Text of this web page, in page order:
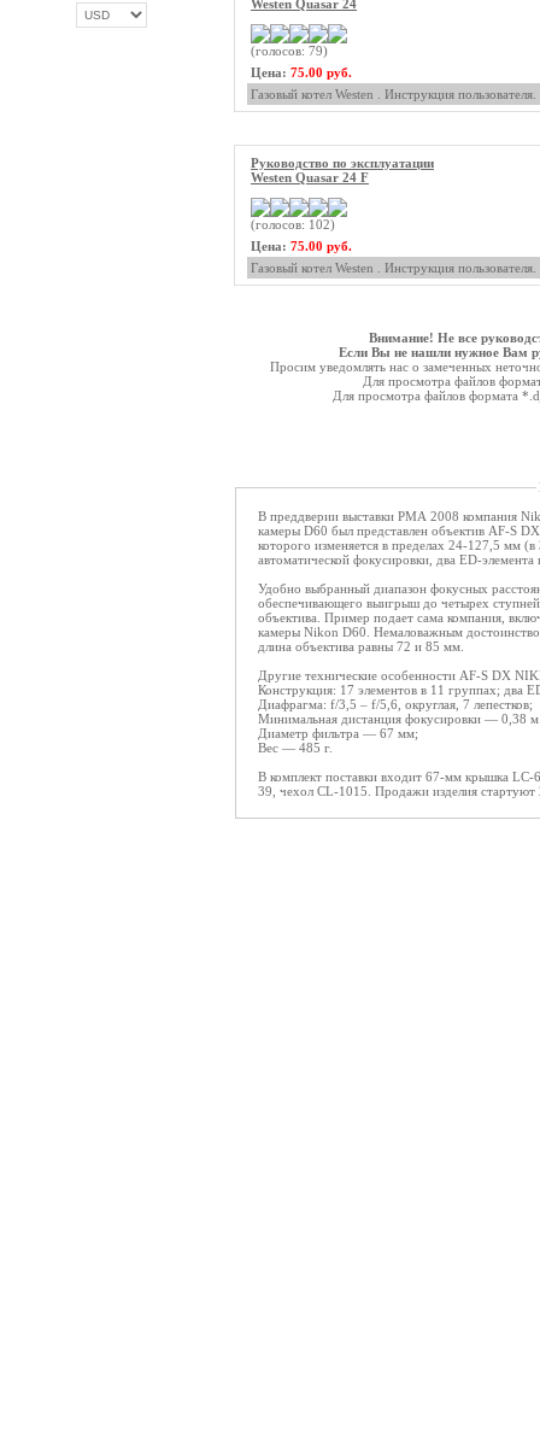
Westen Quasar 24
(голосов: 79)
Цена: 75.00 руб.
Газовый котел Westen . Инструкция пользователя.
Руководство по эксплуатации
Westen Quasar 24 F
(голосов: 102)
Цена: 75.00 руб.
Газовый котел Westen . Инструкция пользователя.
Внимание! Не все
Если Вы не нашли нужное Вам
Просим уведомлять нас о замеченных
Для просмотра файлов
Для просмотра файлов формата
В преддверии выставки PMA 2008 компания
камеры D60 был представлен объектив AF-S
которого изменяется в пределах 24-127,5 мм
автоматической фокусировки, два ED-
Удобно выбранный диапазон фокусных
обеспечивающего выигрыш до четырех
объектива. Пример подает сама компания,
камеры Nikon D60. Немаловажным
длина объектива равны 72 и 85 мм.
Другие технические особенности AF-S DX
Конструкция: 17 элементов в 11 группах; два
Диафрагма: f/3,5 – f/5,6, округлая, 7 лепестков;
Минимальная дистанция фокусировки — 0,38
Диаметр фильтра — 67 мм;
Вес — 485 г.
В комплект поставки входит 67-мм крышка
39, чехол CL-1015. Продажи изделия стартуют